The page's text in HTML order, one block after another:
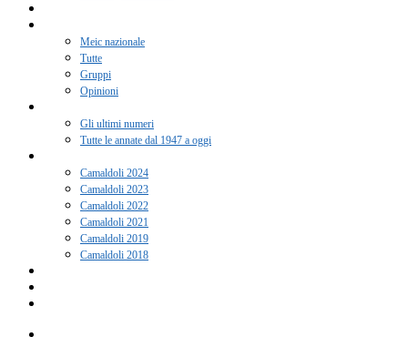
Meic nazionale
Tutte
Gruppi
Opinioni
Gli ultimi numeri
Tutte le annate dal 1947 a oggi
Camaldoli 2024
Camaldoli 2023
Camaldoli 2022
Camaldoli 2021
Camaldoli 2019
Camaldoli 2018